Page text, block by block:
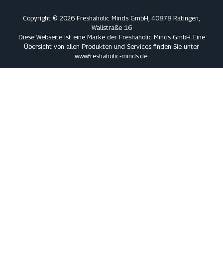
Copyright © 2026 Freshaholic Minds GmbH, 40878 Ratingen,
Wallstraße 16
Diese Webseite ist eine Marke der Freshaholic Minds GmbH. Eine
Übersicht von allen Produkten und Services finden Sie unter
www.freshaholic-minds.de.